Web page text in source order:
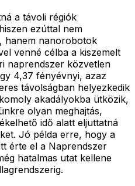
a távoli régiók
ezúttal nem
hanem nanorobotok
venné célba a kiszemelt
naprendszer közvetlen
4,37 fényévnyi, azaz
távolságban helyezkedik
akadályokba ütközik,
olyan meghajtás,
idő alatt eljuttatná
Jó példa erre, hogy a
érte el a Naprendszer
hatalmas utat kellene